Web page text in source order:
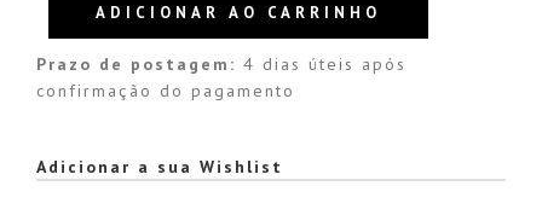
ADICIONAR AO CARRINHO
Prazo de postagem: 4 dias úteis após
confirmação do pagamento
Alternative:
Adicionar a sua Wishlist